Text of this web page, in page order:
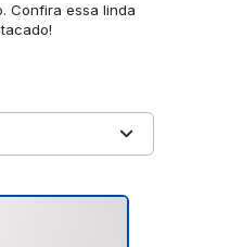
Confira essa linda